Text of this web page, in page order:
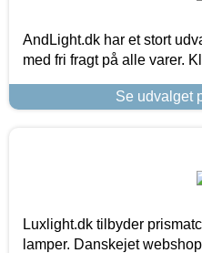
AndLight.dk har et stort
med fri fragt på alle varer.
Se udvalget
Luxlight.dk tilbyder
lamper. Danskejet